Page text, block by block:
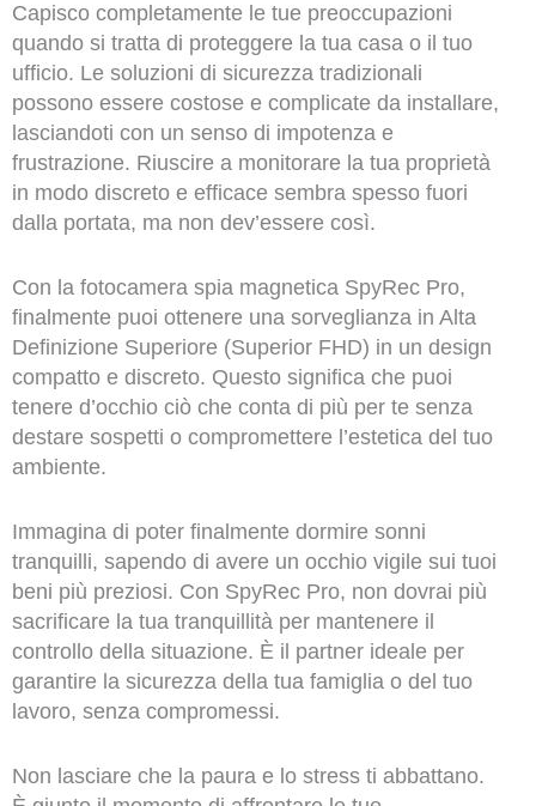
Capisco completamente le tue preoccupazioni
quando si tratta di proteggere la tua casa o il tuo
ufficio. Le soluzioni di sicurezza tradizionali
possono essere costose e complicate da installare,
lasciandoti con un senso di impotenza e
frustrazione. Riuscire a monitorare la tua proprietà
in modo discreto e efficace sembra spesso fuori
dalla portata, ma non dev’essere così.
Con la fotocamera spia magnetica SpyRec Pro,
finalmente puoi ottenere una sorveglianza in Alta
Definizione Superiore (Superior FHD) in un design
compatto e discreto. Questo significa che puoi
tenere d’occhio ciò che conta di più per te senza
destare sospetti o compromettere l’estetica del tuo
ambiente.
Immagina di poter finalmente dormire sonni
tranquilli, sapendo di avere un occhio vigile sui tuoi
beni più preziosi. Con SpyRec Pro, non dovrai più
sacrificare la tua tranquillità per mantenere il
controllo della situazione. È il partner ideale per
garantire la sicurezza della tua famiglia o del tuo
lavoro, senza compromessi.
Non lasciare che la paura e lo stress ti abbattano.